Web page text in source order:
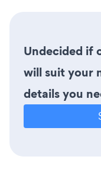
Undecided if
will suit your
details you